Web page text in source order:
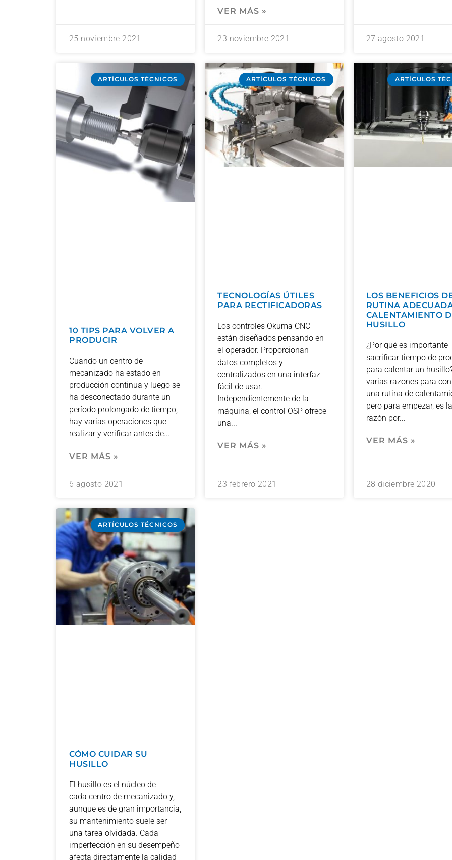
25 noviembre 2021
VER MÁS »
23 noviembre 2021 27 agosto 2021
ARTÍCULOS TÉCNICOS
10 TIPS PARA VOLVER A
PRODUCIR
Cuando un centro de
mecanizado ha estado en
producción continua y luego se
ha desconectado durante un
período prolongado de tiempo,
hay varias operaciones que
realizar y verificar antes de
VER MÁS »
6 agosto 2021
ARTÍCULOS TÉCNICOS
TECNOLOGÍAS ÚTILES
PARA RECTIFICADORAS
Los controles Okuma CNC
están diseñados pensando en
el operador. Proporcionan
datos completos y
centralizados en una interfaz
fácil de usar.
Independientemente de la
máquina, el control OSP ofrece
una
VER MÁS »
23 febrero 2021
ARTÍCULOS
LOS BENEFICIOS
RUTINA
CALENTAMIENTO
HUSILLO
¿Por qué es importante
sacrificar tiempo de
para calentar un
varias razones para
una rutina de
pero para empezar, es
razón por
VER MÁS »
28 diciembre 2020
ARTÍCULOS TÉCNICOS
CÓMO CUIDAR SU
HUSILLO
El husillo es el núcleo de
cada centro de mecanizado y,
aunque es de gran importancia,
su mantenimiento suele ser
una tarea olvidada. Cada
imperfección en su desempeño
afecta directamente la calidad